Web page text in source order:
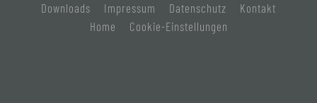
Downloads Impressum Datenschutz
Kontakt
Home
Cookie-Einstellungen